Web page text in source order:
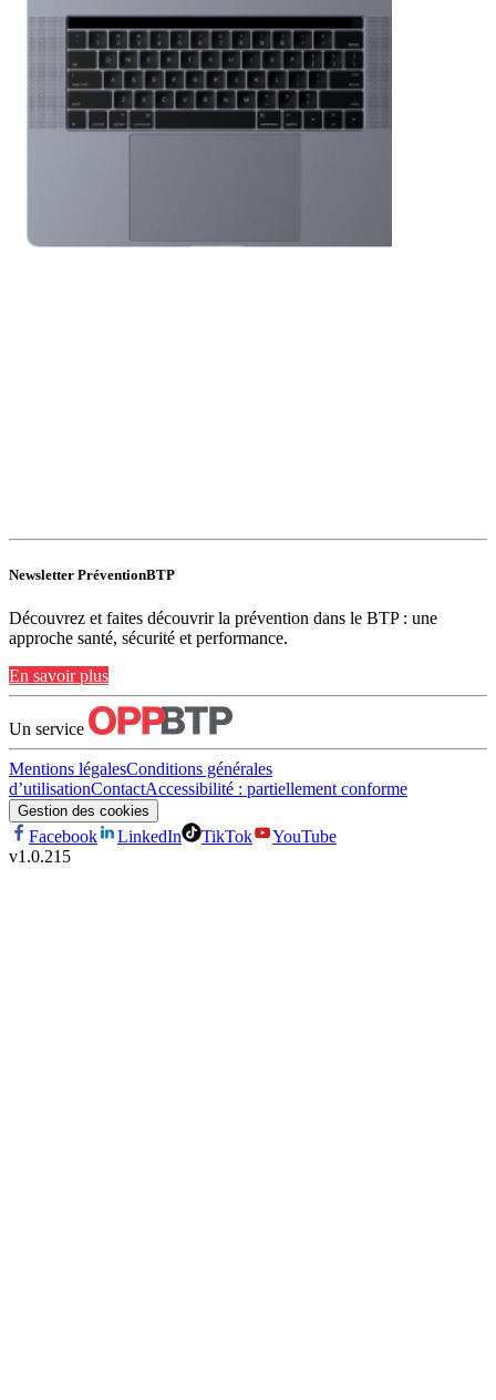
Newsletter PréventionBTP
Découvrez et faites découvrir la prévention dans le BTP : une
approche santé, sécurité et performance.
En savoir plus
Un service
Mentions légalesConditions générales
d’utilisationContactAccessibilité : partiellement conforme
Gestion des cookies
Facebook LinkedIn TikTok
YouTube
v1.0.215